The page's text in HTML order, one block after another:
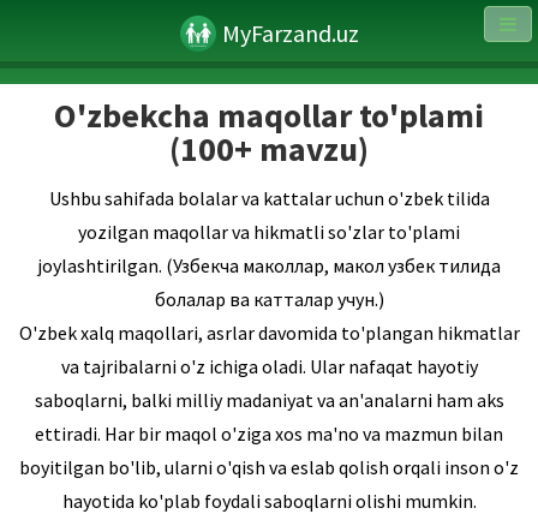
MyFarzand.uz
O'zbekcha maqollar to'plami
(100+ mavzu)
Ushbu sahifada bolalar va kattalar uchun o'zbek tilida
yozilgan maqollar va hikmatli so'zlar to'plami
joylashtirilgan. (Узбекча маколлар, макол узбек тилида
болалар ва катталар учун.)
O'zbek xalq maqollari, asrlar davomida to'plangan hikmatlar
va tajribalarni o'z ichiga oladi. Ular nafaqat hayotiy
saboqlarni, balki milliy madaniyat va an'analarni ham aks
ettiradi. Har bir maqol o'ziga xos ma'no va mazmun bilan
boyitilgan bo'lib, ularni o'qish va eslab qolish orqali inson o'z
hayotida ko'plab foydali saboqlarni olishi mumkin.